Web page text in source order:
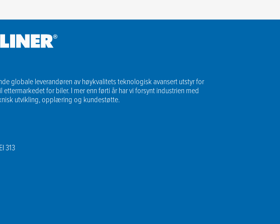
globale leverandøren av høykvalitets teknologisk avansert utstyr for
for biler. I mer enn førti år har vi forsynt industrien med
utvikling, opplæring og kundestøtte.
313